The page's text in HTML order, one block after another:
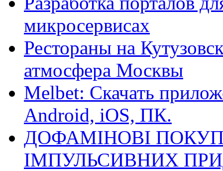
микросервисах
Рестораны на
атмосфера Москвы
Melbet: Скачать
Android, iOS, ПК.
ДОФАМІНОВІ
ІМПУЛЬСИВНИХ